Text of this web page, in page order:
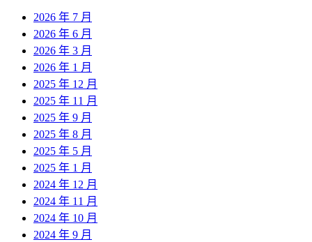
2026 年 7 月
2026 年 6 月
2026 年 3 月
2026 年 1 月
2025 年 12 月
2025 年 11 月
2025 年 9 月
2025 年 8 月
2025 年 5 月
2025 年 1 月
2024 年 12 月
2024 年 11 月
2024 年 10 月
2024 年 9 月